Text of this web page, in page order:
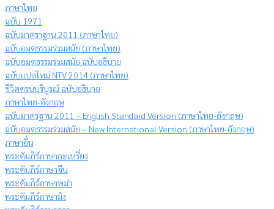
ภาษาไทย
ฉบับ 1971
ฉบับมาตราฐาน 2011 (ภาษาไทย)
ฉบับอมตธรรมร่วมสมัย (ภาษาไทย)
ฉบับอมตธรรมร่วมสมัย ฉบับอธิบาย
ฉบับแปลใหม่ NTV 2014 (ภาษาไทย)
ชีวิตครบบริบูรณ์ ฉบับอธิบาย
ภาษาไทย-อังกฤษ
ฉบับมาตรฐาน 2011 – English Standard Version (ภาษาไทย-อังกฤษ)
ฉบับอมตธรรมร่วมสมัย – New International Version (ภาษาไทย-อังกฤษ)
ภาษาอื่น
พระคัมภีร์ภาษากะเหรี่ยง
พระคัมภีร์ภาษาจีน
พระคัมภีร์ภาษาพม่า
พระคัมภีร์ภาษาม้ง